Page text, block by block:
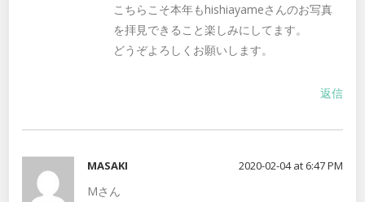
こちらこそ本年もhishiayameさんのお写真
を拝見できること楽しみにしてます。
どうぞよろしくお願いします。
返信
MASAKI 2020-02-04 at 6:47 PM
Mさん